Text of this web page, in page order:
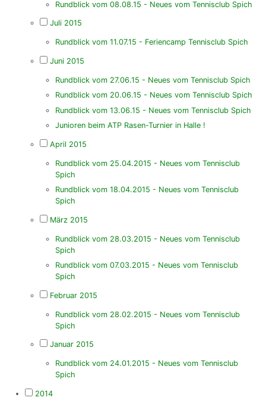
Rundblick vom 08.08.15 - Neues vom Tennisclub Spich
Juli 2015
Rundblick vom 11.07.15 - Feriencamp Tennisclub Spich
Juni 2015
Rundblick vom 27.06.15 - Neues vom Tennisclub Spich
Rundblick vom 20.06.15 - Neues vom Tennisclub Spich
Rundblick vom 13.06.15 - Neues vom Tennisclub Spich
Junioren beim ATP Rasen-Turnier in Halle !
April 2015
Rundblick vom 25.04.2015 - Neues vom Tennisclub
Spich
Rundblick vom 18.04.2015 - Neues vom Tennisclub
Spich
März 2015
Rundblick vom 28.03.2015 - Neues vom Tennisclub
Spich
Rundblick vom 07.03.2015 - Neues vom Tennisclub
Spich
Februar 2015
Rundblick vom 28.02.2015 - Neues vom Tennisclub
Spich
Januar 2015
Rundblick vom 24.01.2015 - Neues vom Tennisclub
Spich
2014